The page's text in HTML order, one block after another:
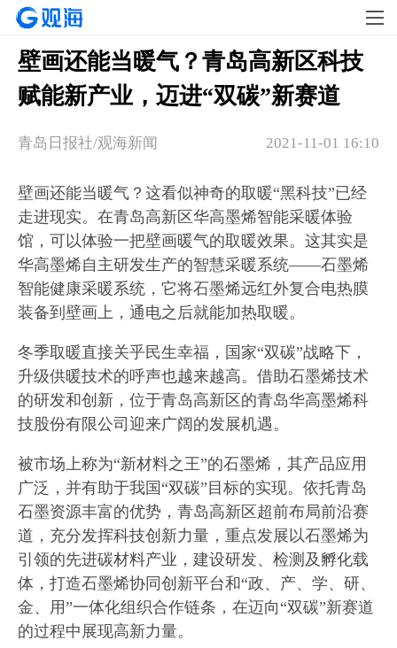
壁画还能当暖气？青岛高新区科技
赋能新产业，迈进“双碳”新赛道
2021-11-01 16:10
青岛日报社/观海新闻
壁画还能当暖气？这看似神奇的取暖“黑科技”已经
走进现实。在青岛高新区华高墨烯智能采暖体验
馆，可以体验一把壁画暖气的取暖效果。这其实是
华高墨烯自主研发生产的智慧采暖系统——石墨烯
智能健康采暖系统，它将石墨烯远红外复合电热膜
装备到壁画上，通电之后就能加热取暖。
冬季取暖直接关乎民生幸福，国家“双碳”战略下，
升级供暖技术的呼声也越来越高。借助石墨烯技术
的研发和创新，位于青岛高新区的青岛华高墨烯科
技股份有限公司迎来广阔的发展机遇。
被市场上称为“新材料之王”的石墨烯，其产品应用
广泛，并有助于我国“双碳”目标的实现。依托青岛
石墨资源丰富的优势，青岛高新区超前布局前沿赛
道，充分发挥科技创新力量，重点发展以石墨烯为
引领的先进碳材料产业，建设研发、检测及孵化载
体，打造石墨烯协同创新平台和“政、产、学、研、
金、用”一体化组织合作链条，在迈向“双碳”新赛道
的过程中展现高新力量。